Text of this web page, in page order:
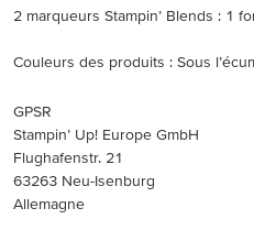
2 marqueurs Stampin’ Blends : 1
Couleurs des produits : Sous
GPSR
Stampin’ Up! Europe GmbH
Flughafenstr. 21
63263 Neu-Isenburg
Allemagne